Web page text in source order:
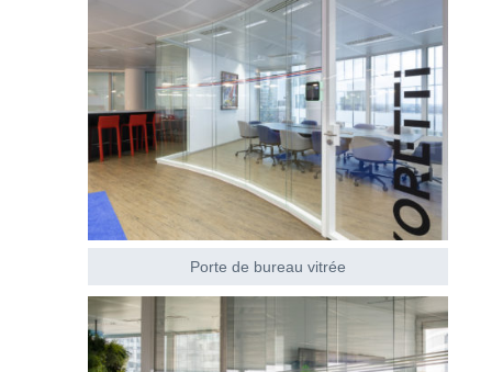
Porte de bureau vitrée